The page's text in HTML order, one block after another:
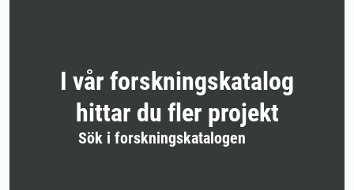
I vår forskningskatalog
hittar du fler projekt
Sök i forskningskatalogen